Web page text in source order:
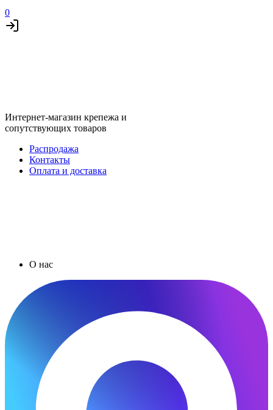
0
Интернет-магазин крепежа и
сопутствующих товаров
Распродажа
Контакты
Оплата и доставка
О нас